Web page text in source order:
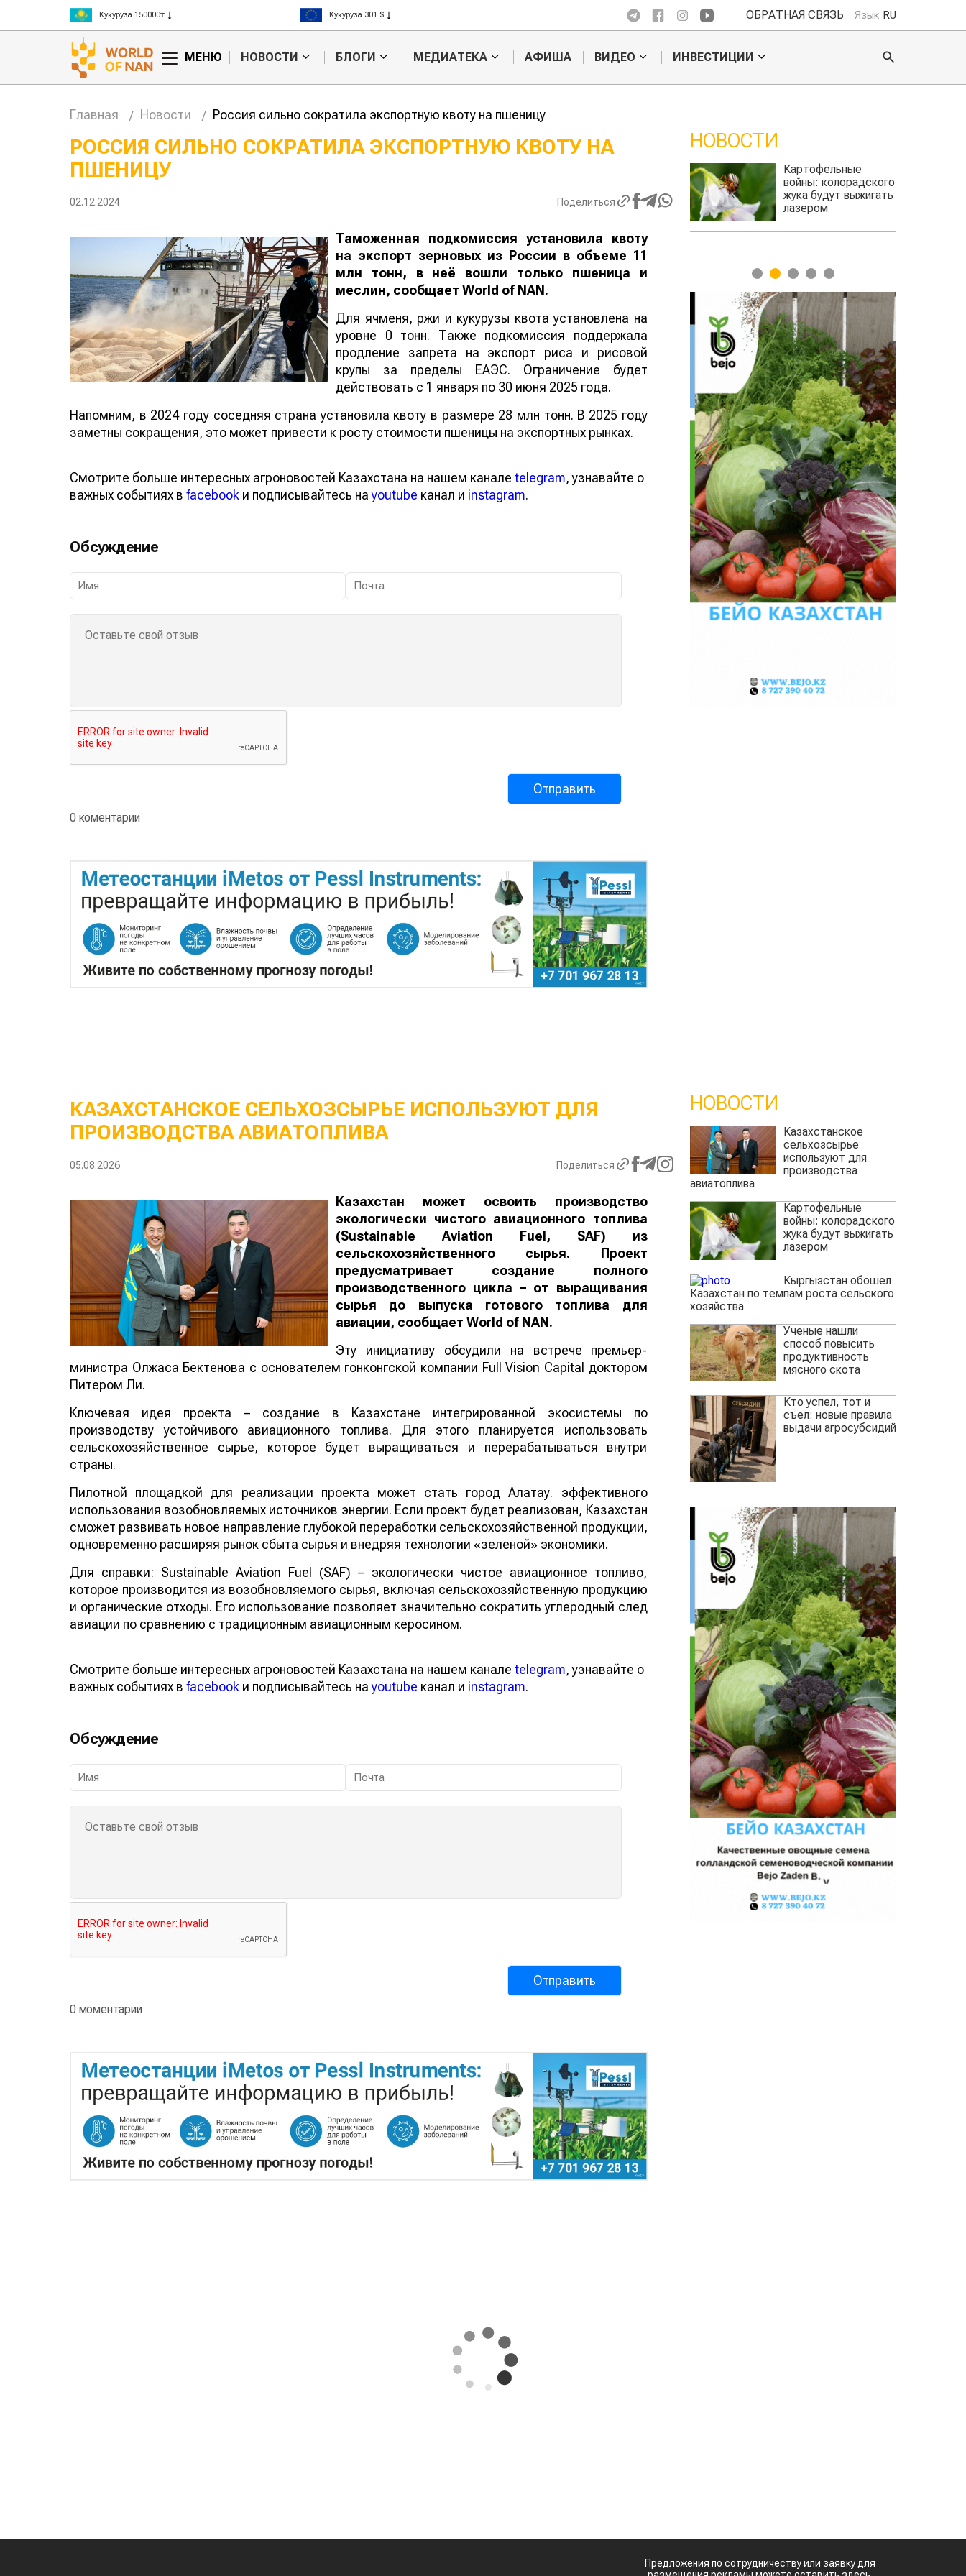
Рис 300000₸
Пшеница 3 класс 125000₸
Рис 408 $
Пшеница 423 $
ОБРАТНАЯ СВЯЗЬ Язык RU
МЕНЮ НОВОСТИ БЛОГИ МЕДИАТЕКА АФИША ВИДЕО ИНВЕСТИЦИИ
Главная Новости Россия сильно сократила экспортную квоту на пшеницу
РОССИЯ СИЛЬНО СОКРАТИЛА ЭКСПОРТНУЮ КВОТУ НА
ПШЕНИЦУ
02.12.2024 Поделиться
Таможенная подкомиссия установила квоту
на экспорт зерновых из России в объеме 11
млн тонн, в неё вошли только пшеница и
меслин, сообщает World of NAN.
Для ячменя, ржи и кукурузы квота установлена на
уровне 0 тонн. Также подкомиссия поддержала
продление запрета на экспорт риса и рисовой
крупы за пределы ЕАЭС. Ограничение будет
действовать с 1 января по 30 июня 2025 года.
Напомним, в 2024 году соседняя страна установила квоту в размере 28 млн тонн. В 2025 году
заметны сокращения, это может привести к росту стоимости пшеницы на экспортных рынках.
Смотрите больше интересных агроновостей Казахстана на нашем канале telegram, узнавайте о
важных событиях в facebook и подписывайтесь наyoutube канал и instagram.
Обсуждение
0 коментарии
НОВОСТИ
используют для
производства
Картофельные
войны: колорадского
жука будут выжигать
лазером
Казахстан по
хозяйства
1 2 3 4 5
КАЗАХСТАНСКОЕ СЕЛЬХОЗСЫРЬЕ ИСПОЛЬЗУЮТ ДЛЯ
ПРОИЗВОДСТВА АВИАТОПЛИВА
05.08.2026 Поделиться
Казахстан может освоить производство
экологически чистого авиационного топлива
(Sustainable Aviation Fuel, SAF) из
сельскохозяйственного сырья. Проект
предусматривает создание полного
производственного цикла – от выращивания
сырья до выпуска готового топлива для
авиации, сообщает World of NAN .
Эту инициативу обсудили на встрече премьер-
министра Олжаса Бектенова с основателем гонконгской компании Full Vision Capital доктором
Питером Ли.
Ключевая идея проекта – создание в Казахстане интегрированной экосистемы по
производству устойчивого авиационного топлива. Для этого планируется использовать
сельскохозяйственное сырье, которое будет выращиваться и перерабатываться внутри
страны.
Пилотной площадкой для реализации проекта может стать город Алатау. эффективного
использования возобновляемых источников энергии. Если проект будет реализован, Казахстан
сможет развивать новое направление глубокой переработки сельскохозяйственной продукции,
одновременно расширяя рынок сбыта сырья и внедряя технологии «зеленой» экономики.
Для справки: Sustainable Aviation Fuel (SAF) – экологически чистое авиационное топливо,
которое производится из возобновляемого сырья, включая сельскохозяйственную продукцию
и органические отходы. Его использование позволяет значительно сократить углеродный след
авиации по сравнению с традиционным авиационным керосином.
Смотрите больше интересных агроновостей Казахстана на нашем канале telegram, узнавайте о
важных событиях в facebook и подписывайтесь наyoutube канал и instagram.
Обсуждение
0 моментарии
НОВОСТИ
Казахстанское
сельхозсырье
используют для
производства
авиатоплива
Картофельные
войны: колорадского
жука будут выжигать
лазером
Кыргызстан обошел
Казахстан по темпам роста сельского
хозяйства
Ученые нашли
способ повысить
продуктивность
мясного скота
Кто успел, тот и
съел: новые правила
выдачи агросубсидий
Предложения по сотрудничеству или заявку для